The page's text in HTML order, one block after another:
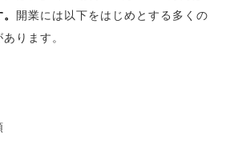
開業には以下をはじめとする多くの
ります。